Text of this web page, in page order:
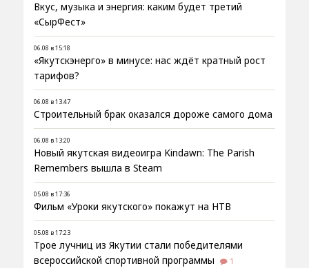
Вкус, музыка и энергия: каким будет третий
«СырФест»
06.08 в 15:18
«Якутскэнерго» в минусе: нас ждёт кратный рост
тарифов?
06.08 в 13:47
Строительный брак оказался дороже самого дома
06.08 в 13:20
Новый якутская видеоигра Kindawn: The Parish
Remembers вышла в Steam
05.08 в 17:36
Фильм «Уроки якутского» покажут на НТВ
05.08 в 17:23
Трое лучниц из Якутии стали победителями
всероссийской спортивной программы
1